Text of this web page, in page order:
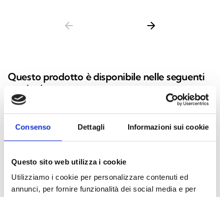
Consenso Dettagli Informazioni sui cookie
Questo sito web utilizza i cookie
Utilizziamo i cookie per personalizzare contenuti ed
annunci, per fornire funzionalità dei social media e per
arrow_back arrow_forward
Questo prodotto è disponibile nelle seguenti
versioni
Centrale antintrusione a 5
terminali, 5 aree